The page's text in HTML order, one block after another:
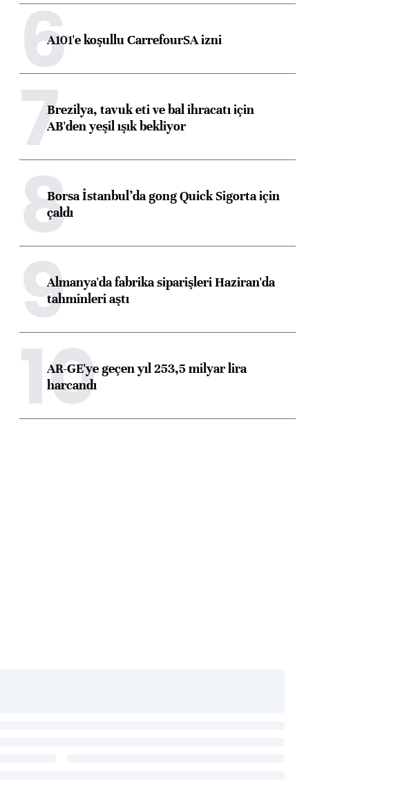
6A101'e koşullu CarrefourSA izni
7Brezilya, tavuk eti ve bal ihracatı için
AB'den yeşil ışık bekliyor
8Borsa İstanbul’da gong Quick Sigorta için
çaldı
9Almanya'da fabrika siparişleri Haziran'da
tahminleri aştı
10
AR-GE'ye geçen yıl 253,5 milyar lira
harcandı